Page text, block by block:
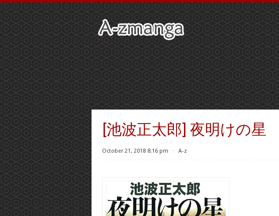
[池波正太郎] 夜明けの星
October 21, 2018 8:16 pm ⋅ A-z